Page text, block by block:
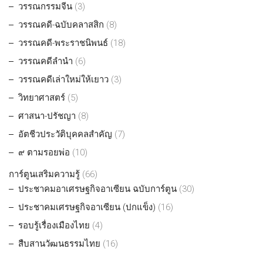
วรรณกรรมจีน (3)
วรรณคดี-ฉบับคลาสสิก (8)
วรรณคดี-พระราชนิพนธ์ (18)
วรรณคดีลำนำ (6)
วรรณคดีเล่าใหม่ให้เยาว (3)
วิทยาศาสตร์ (5)
ศาสนา-ปรัชญา (8)
อัตชีวประวัติบุคคลสำคัญ (7)
๙ ตามรอยพ่อ (10)
การ์ตูนเสริมความรู้ (66)
ประชาคมอาเศรษฐกิจอาเซียน ฉบับการ์ตูน (30)
ประชาคมเศรษฐกิจอาเซียน (ปกแข็ง) (16)
รอบรู้เรื่องเมืองไทย (4)
สืบสานวัฒนธรรมไทย (16)